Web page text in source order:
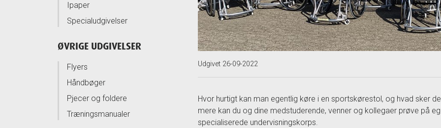
Ipaper
Specialudgivelser
ØVRIGE UDGIVELSER
Flyers
Håndbøger
Pjecer og foldere
Træningsmanualer
Udgivet 26-09-2022
Hvor hurtigt kan man egentlig køre i en sportskørestol, og hvad sker
mere kan du og dine medstuderende, venner og kollegaer prøve på
specialiserede undervisningskorps.